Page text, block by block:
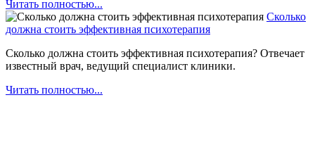
Читать полностью...
Сколько
должна стоить эффективная психотерапия
Сколько должна стоить эффективная психотерапия? Отвечает
известный врач, ведущий специалист клиники.
Читать полностью...